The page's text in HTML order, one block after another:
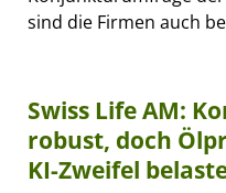
sind die Firmen auch
Swiss Life AM:
robust, doch
KI-Zweifel